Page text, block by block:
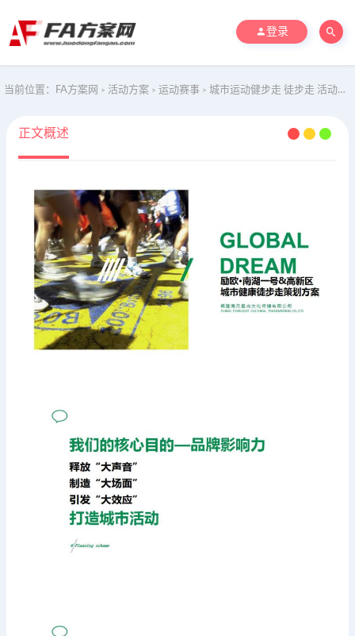
登录
当前位置： FA方案网 > 活动方案 > 运动赛事 > 城市运动健步走 徒步走 活动方案
正文概述